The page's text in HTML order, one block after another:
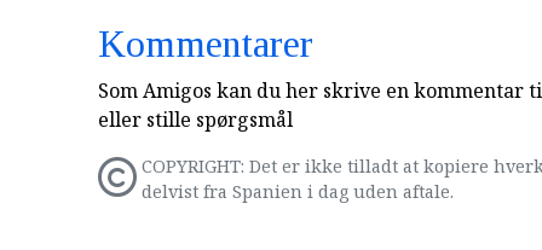
Kommentarer
Som Amigos kan du her skrive en kommentar
eller stille spørgsmål
COPYRIGHT: Det er ikke tilladt at kopiere
delvist fra Spanien i dag uden aftale.